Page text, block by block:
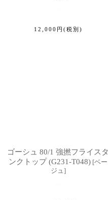
12,000 円 (税別)
ゴーシュ 80/1 強撚フライスタ
ンクトップ (G231-T048) [ベー
ジュ]